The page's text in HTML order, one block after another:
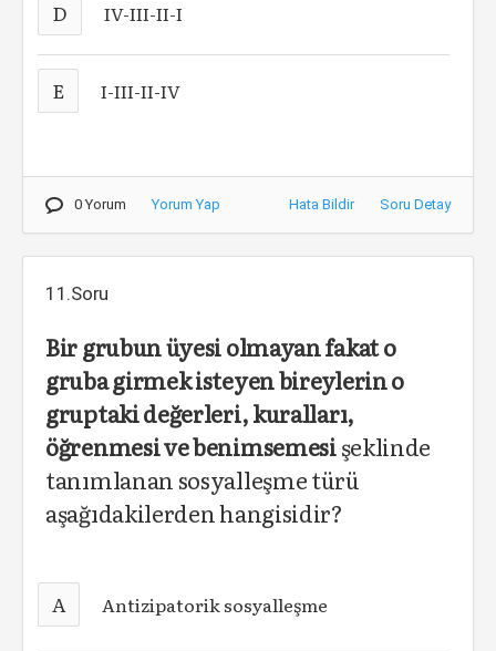
D IV-III-II-I
E I-III-II-IV
0 Yorum Yorum Yap Hata Bildir Soru Detay
11.Soru
Bir grubun üyesi olmayan fakat o
gruba girmek isteyen bireylerin o
gruptaki değerleri, kuralları,
öğrenmesi ve benimsemesişeklinde
tanımlanan sosyalleşme türü
aşağıdakilerden hangisidir?
A Antizipatorik sosyalleşme